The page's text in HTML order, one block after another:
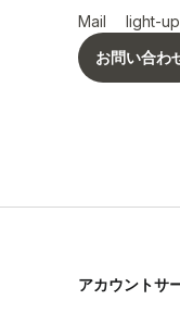
Mail
light-
お問い合わ
アカウントサ